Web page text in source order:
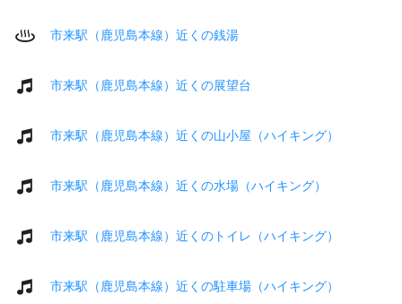
市来駅（鹿児島本線）近くの銭湯
市来駅（鹿児島本線）近くの展望台
市来駅（鹿児島本線）近くの山小屋（ハイキング）
市来駅（鹿児島本線）近くの水場（ハイキング）
市来駅（鹿児島本線）近くのトイレ（ハイキング）
市来駅（鹿児島本線）近くの駐車場（ハイキング）